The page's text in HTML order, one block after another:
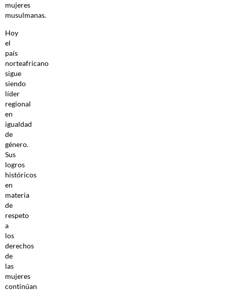
mujeres
musulmanas.
Hoy
el
país
norteafricano
sigue
siendo
líder
regional
en
igualdad
de
género.
Sus
logros
históricos
en
materia
de
respeto
a
los
derechos
de
las
mujeres
continúan